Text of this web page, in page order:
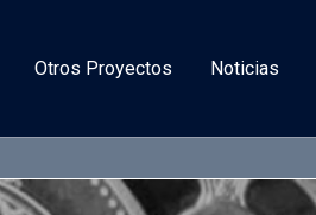
Otros Proyectos Noticias